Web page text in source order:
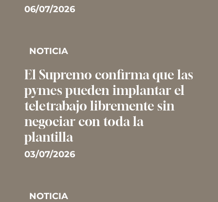
06/07/2026
NOTICIA
El Supremo confirma que las
pymes pueden implantar el
teletrabajo libremente sin
negociar con toda la
plantilla
03/07/2026
NOTICIA